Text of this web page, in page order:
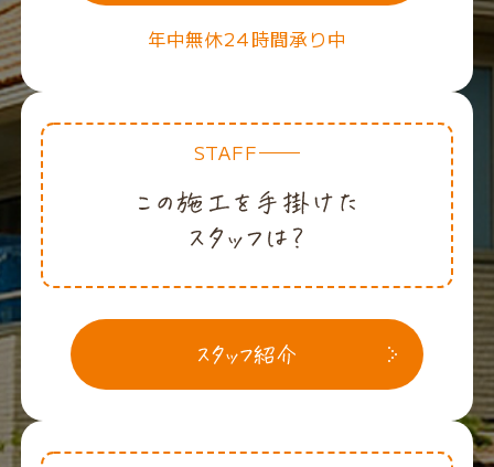
年中無休24時間承り中
STAFF